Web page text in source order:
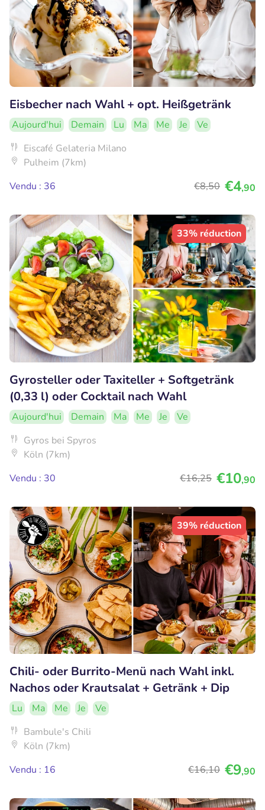
Eisbecher nach Wahl + opt. Heißgetränk
Aujourd'hui Demain Lu Ma Me Je
Ve
Eiscafé Gelateria Milano
Pulheim (7km)
Vendu : 36
€8,50 €4,90
33% réduction
Gyrosteller oder Taxiteller + Softgetränk
(0,33 l) oder Cocktail nach Wahl
Aujourd'hui Demain Ma Me Je
Ve
Gyros bei Spyros
Köln (7km)
Vendu : 30
€16,25 €10,90
39% réduction
Chili- oder Burrito-Menü nach Wahl inkl.
Nachos oder Krautsalat + Getränk + Dip
Lu Ma Me Je
Ve
Bambule's Chili
Köln (7km)
Vendu : 16
€16,10 €9,90